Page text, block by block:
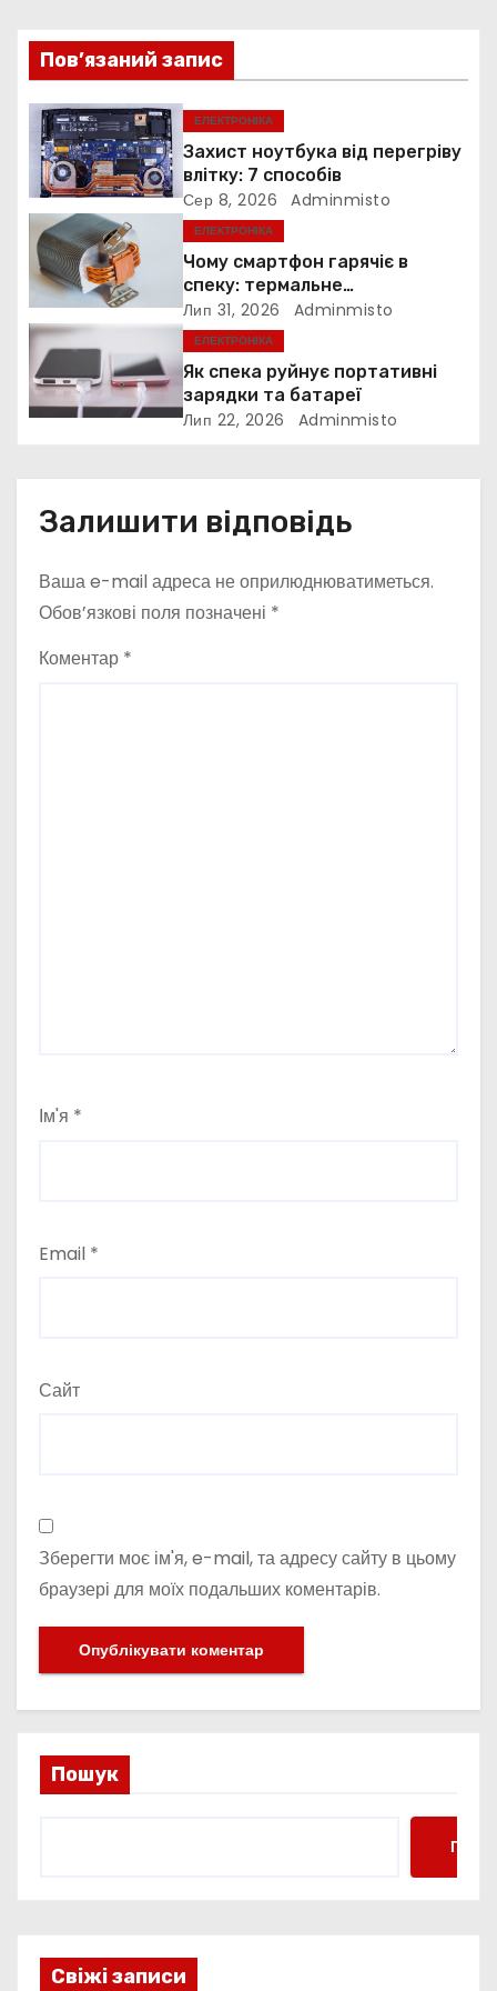
ц
і
я
з
а
п
и
с
і
Пов’язаний запис
ЕЛЕКТРОНІКА
Захист ноутбука від перегріву
влітку: 7 способів
Сер 8, 2026 Adminmisto
ЕЛЕКТРОНІКА
Чому смартфон гарячіє в
спеку: термальне
дросселювання
Лип 31, 2026 Adminmisto
ЕЛЕКТРОНІКА
Як спека руйнує портативні
зарядки та батареї
Лип 22, 2026 Adminmisto
Залишити відповідь
Ваша e-mail адреса не оприлюднюватиметься.
Обов’язкові поля позначені *
Коментар *
Ім'я *
Email *
Сайт
Зберегти моє ім'я, e-mail, та адресу сайту в цьому
браузері для моїх подальших коментарів.
Пошук
Свіжі записи